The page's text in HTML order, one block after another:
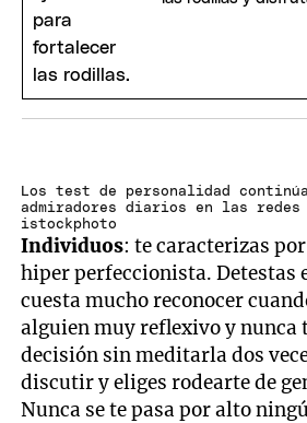
Los test de personalidad
admiradores diarios en las
istockphoto
Individuos: te caracterizas
hiper perfeccionista. Detestas
cuesta mucho reconocer
alguien muy reflexivo y nunca
decisión sin meditarla dos
discutir y eliges rodearte de
Nunca se te pasa por alto